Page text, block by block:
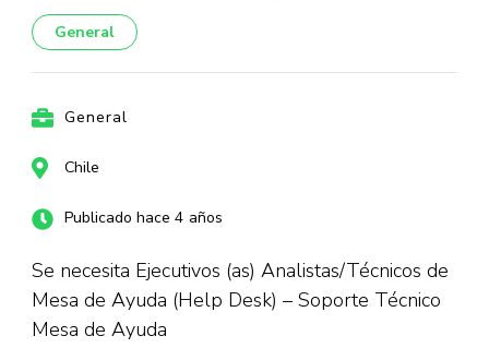
General
General
Chile
Publicado hace 4 años
Se necesita Ejecutivos (as) Analistas/Técnicos de
Mesa de Ayuda (Help Desk) – Soporte Técnico
Mesa de Ayuda